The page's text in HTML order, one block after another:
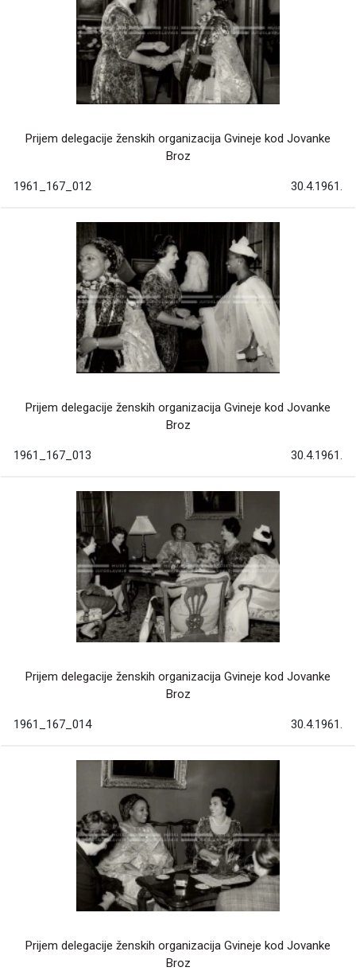
Prijem delegacije ženskih organizacija Gvineje kod Jovanke
Broz
1961_167_012 30.4.1961.
Prijem delegacije ženskih organizacija Gvineje kod Jovanke
Broz
1961_167_013 30.4.1961.
Prijem delegacije ženskih organizacija Gvineje kod Jovanke
Broz
1961_167_014 30.4.1961.
Prijem delegacije ženskih organizacija Gvineje kod Jovanke
Broz